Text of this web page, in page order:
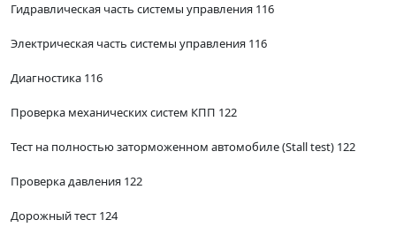
Гидравлическая часть системы управления 116
Электрическая часть системы управления 116
Диагностика 116
Проверка механических систем КПП 122
Тест на полностью заторможенном автомобиле (Stall test) 122
Проверка давления 122
Дорожный тест 124